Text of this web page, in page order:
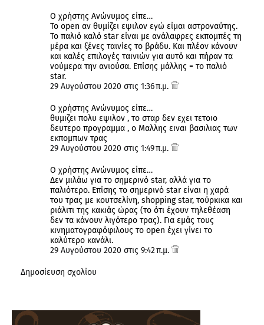
Ο χρήστης Ανώνυμος είπε…
To open αν θυμίζει εψιλον εγώ είμαι αστροναύτης.
Το παλιό καλό star είναι με ανάλαφρες εκπομπές τη
μέρα και ξένες ταινίες το βράδυ. Και πλέον κάνουν
και καλές επιλογές ταινιών για αυτό και πήραν τα
νούμερα την ανιούσα. Επίσης μάλλης = το παλιό
star.
29 Αυγούστου 2020 στις 1:36 π.μ.
Ο χρήστης Ανώνυμος είπε…
θυμιζει πολυ εψιλον , το σταρ δεν εχει τετοιο
δευτερο προγραμμα , ο Μαλλης ειναι βασιλιας των
εκπομπων τρας
29 Αυγούστου 2020 στις 1:49 π.μ.
Ο χρήστης Ανώνυμος είπε…
Δεν μιλάω για το σημερινό star, αλλά για το
παλιότερο. Επίσης το σημερινό star είναι η χαρά
του τρας με κουτσελίνη, shopping star, τούρκικα και
ριάλιτι της κακιάς ώρας (το ότι έχουν τηλεθέαση
δεν τα κάνουν λιγότερο τρας). Για εμάς τους
κινηματογραφόφιλους το open έχει γίνει το
καλύτερο κανάλι.
29 Αυγούστου 2020 στις 9:42 π.μ.
Δημοσίευση σχολίου